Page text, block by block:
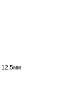
12,5мм